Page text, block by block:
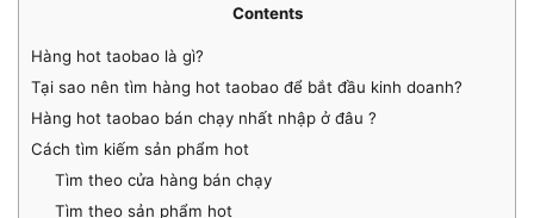
Contents
Hàng hot taobao là gì?
Tại sao nên tìm hàng hot taobao để bắt đầu kinh doanh?
Hàng hot taobao bán chạy nhất nhập ở đâu ?
Cách tìm kiếm sản phẩm hot
Tìm theo cửa hàng bán chạy
Tìm theo sản phẩm hot